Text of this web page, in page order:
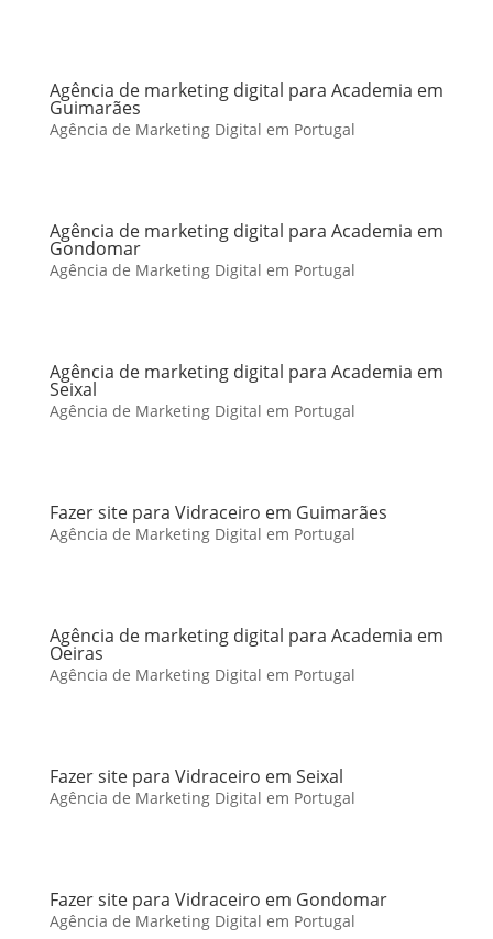
Agência de marketing digital para Academia em
Guimarães
Agência de Marketing Digital em Portugal
Agência de marketing digital para Academia em
Gondomar
Agência de Marketing Digital em Portugal
Agência de marketing digital para Academia em
Seixal
Agência de Marketing Digital em Portugal
Fazer site para Vidraceiro em Guimarães
Agência de Marketing Digital em Portugal
Agência de marketing digital para Academia em
Oeiras
Agência de Marketing Digital em Portugal
Fazer site para Vidraceiro em Seixal
Agência de Marketing Digital em Portugal
Fazer site para Vidraceiro em Gondomar
Agência de Marketing Digital em Portugal